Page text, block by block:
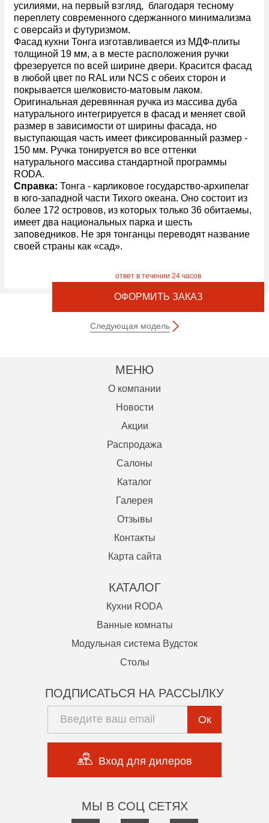
усилиями, на первый взгляд, благодаря тесному
переплету современного сдержанного минимализма
с оверсайз и футуризмом.
Фасад кухни Тонга изготавливается из МДФ-плиты
толщиной 19 мм, а в месте расположения ручки
фрезеруется по всей ширине двери. Красится фасад
в любой цвет по RAL или NCS с обеих сторон и
покрывается шелковисто-матовым лаком.
Оригинальная деревянная ручка из массива дуба
натурального интегрируется в фасад и меняет свой
размер в зависимости от ширины фасада, но
выступающая часть имеет фиксированный размер -
150 мм. Ручка тонируется во все оттенки
натурального массива стандартной программы
RODA.
Справка: Тонга - карликовое государство-архипелаг
в юго-западной части Тихого океана. Оно состоит из
более 172 островов, из которых только 36 обитаемы,
имеет два национальных парка и шесть
заповедников. Не зря тонганцы переводят название
своей страны как «сад».
ОФОРМИТЬ ЗАКАЗ
Следующая модель
МЕНЮ
О компании
Новости
Акции
Распродажа
Салоны
Каталог
Галерея
Отзывы
Контакты
Карта сайта
КАТАЛОГ
Кухни RODA
Ванные комнаты
Модульная система Вудсток
Столы
ПОДПИСАТЬСЯ НА РАССЫЛКУ
Ок
Вход для дилеров
МЫ В СОЦ СЕТЯХ